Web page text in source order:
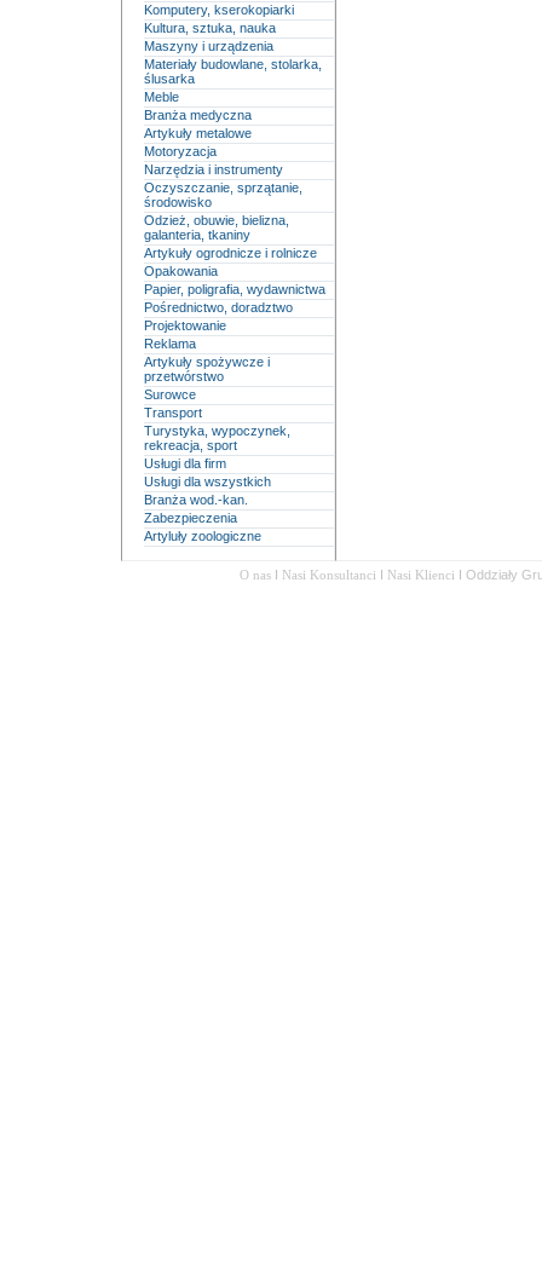
Komputery, kserokopiarki
Kultura, sztuka, nauka
Maszyny i urządzenia
Materiały budowlane, stolarka,
ślusarka
Meble
Branża medyczna
Artykuły metalowe
Motoryzacja
Narzędzia i instrumenty
Oczyszczanie, sprzątanie,
środowisko
Odzież, obuwie, bielizna,
galanteria, tkaniny
Artykuły ogrodnicze i rolnicze
Opakowania
Papier, poligrafia, wydawnictwa
Pośrednictwo, doradztwo
Projektowanie
Reklama
Artykuły spożywcze i
przetwórstwo
Surowce
Transport
Turystyka, wypoczynek,
rekreacja, sport
Usługi dla firm
Usługi dla wszystkich
Branża wod.-kan.
Zabezpieczenia
Artyluły zoologiczne
O nas I Nasi Konsultanci I Nasi Klienci I Oddziały